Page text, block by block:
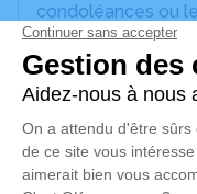
condoléances ou
Un service de
disponible ici .